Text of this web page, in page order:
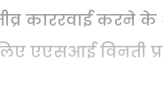
काररवाई करने
एएसआई